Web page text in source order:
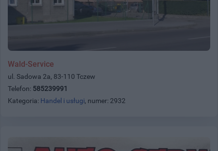
Wald-Service
ul. Sadowa 2a, 83-110 Tczew
Telefon: 585239991
Kategoria: Handel i usługi, numer: 2932